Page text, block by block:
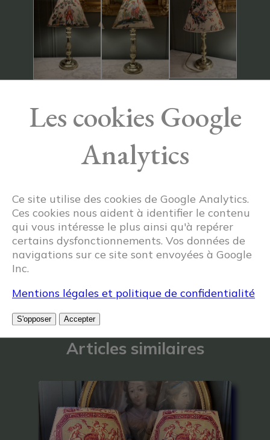
Articles similaires
Les cookies Google
Analytics
Ce site utilise des cookies de Google Analytics.
Ces cookies nous aident à identifier le contenu
qui vous intéresse le plus ainsi qu'à repérer
certains dysfonctionnements. Vos données de
navigations sur ce site sont envoyées à Google
Inc.
Mentions légales et politique de confidentialité
S'opposer Accepter